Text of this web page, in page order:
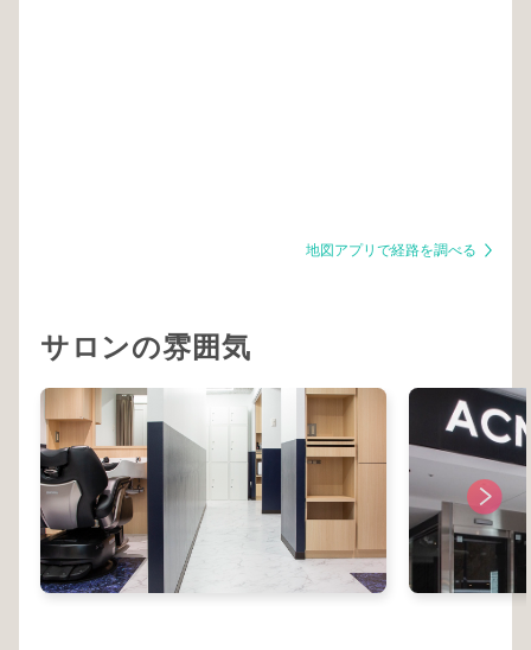
地図アプリで経路を調べる
サロンの雰囲気